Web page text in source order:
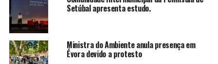
Setúbal apresenta estudo.
Ministra do Ambiente anula presença em
Évora devido a protesto